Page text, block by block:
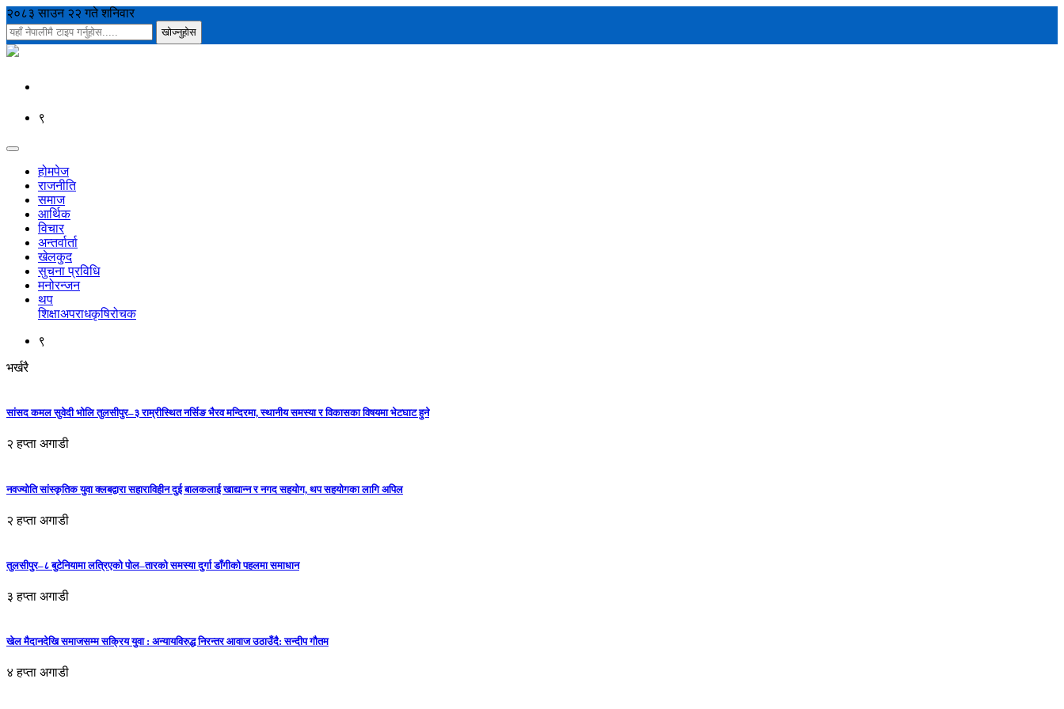
२०८३ साउन २२ गते शनिवार
९
होमपेज
राजनीति
समाज
आर्थिक
विचार
अन्तर्वार्ता
खेलकुद
सुचना प्रविधि
मनोरन्जन
थप
शिक्षाअपराधकृषिरोचक
९
भर्खरै
सांसद कमल सुवेदी भोलि तुलसीपुर–३ राम्रीस्थित नर्सिङ भैरव मन्दिरमा, स्थानीय समस्या र विकासका विषयमा भेटघाट हुने
२ हप्ता अगाडी
नवज्योति सांस्कृतिक युवा क्लबद्वारा सहाराविहीन दुई बालकलाई खाद्यान्न र नगद सहयोग, थप सहयोगका लागि अपिल
२ हप्ता अगाडी
तुलसीपुर–८ बुटेनियामा लत्रिएको पोल–तारको समस्या दुर्गा डाँगीको पहलमा समाधान
३ हप्ता अगाडी
खेल मैदानदेखि समाजसम्म सक्रिय युवा : अन्यायविरुद्ध निरन्तर आवाज उठाउँदै: सन्दीप गौतम
४ हप्ता अगाडी